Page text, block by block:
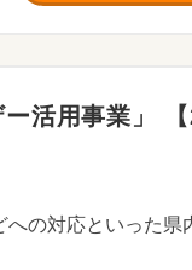
活用事業」